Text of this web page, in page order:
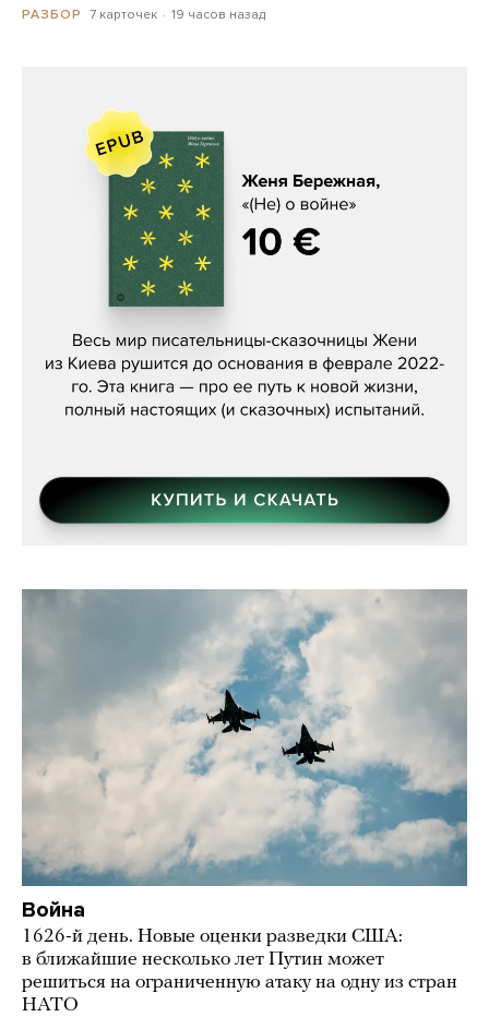
РАЗБОР 7 карточек 19 часов назад
Женя Бережная, «(Не) о войне»
Война
1626-й день. Новые оценки разведки США:
в ближайшие несколько лет Путин может
решиться на ограниченную атаку на одну из стран
НАТО